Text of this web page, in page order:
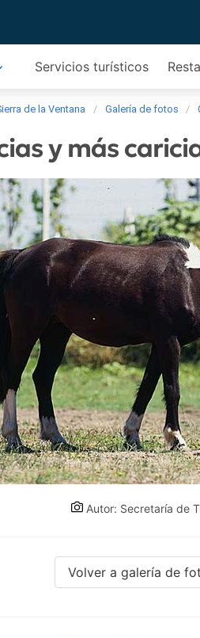
Servicios turísticos
de la Ventana Galería de fotos
y más
Autor: Secretaría de
Volver a galería de